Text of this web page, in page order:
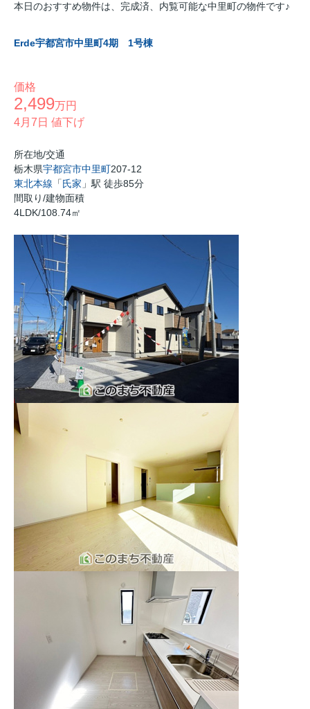
本日のおすすめ物件は、完成済、内覧可能な中里町の物件です♪
Erde宇都宮市中里町4期 1号棟
価格
2,499万円
4月7日 値下げ
所在地/交通
栃木県宇都宮市中里町207-12
東北本線 「氏家 」駅 徒歩85分
間取り/建物面積
4LDK/108.74㎡